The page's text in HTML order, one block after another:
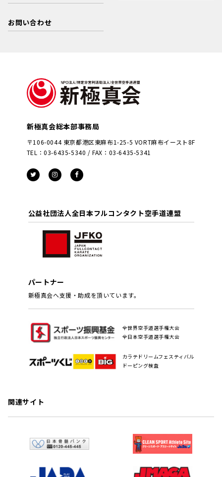
お問い合わせ
新極真会総本部事務局
〒106-0044 東京都港区東麻布1-25-5 VORT麻布イースト8F
TEL：03-6435-5340 / FAX：03-6435-5341
公益社団法人全日本フルコンタクト空手道連盟
パートナー
新極真会へ支援・助成を頂いています。
全世界空手道選手権大会
全日本空手道選手権大会
カラテドリームフェスティバル
ドーピング検査
関連サイト